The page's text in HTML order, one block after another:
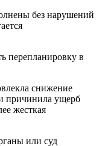
без нарушений
перепланировку в
снижение
причинила ущерб
жесткая
или суд